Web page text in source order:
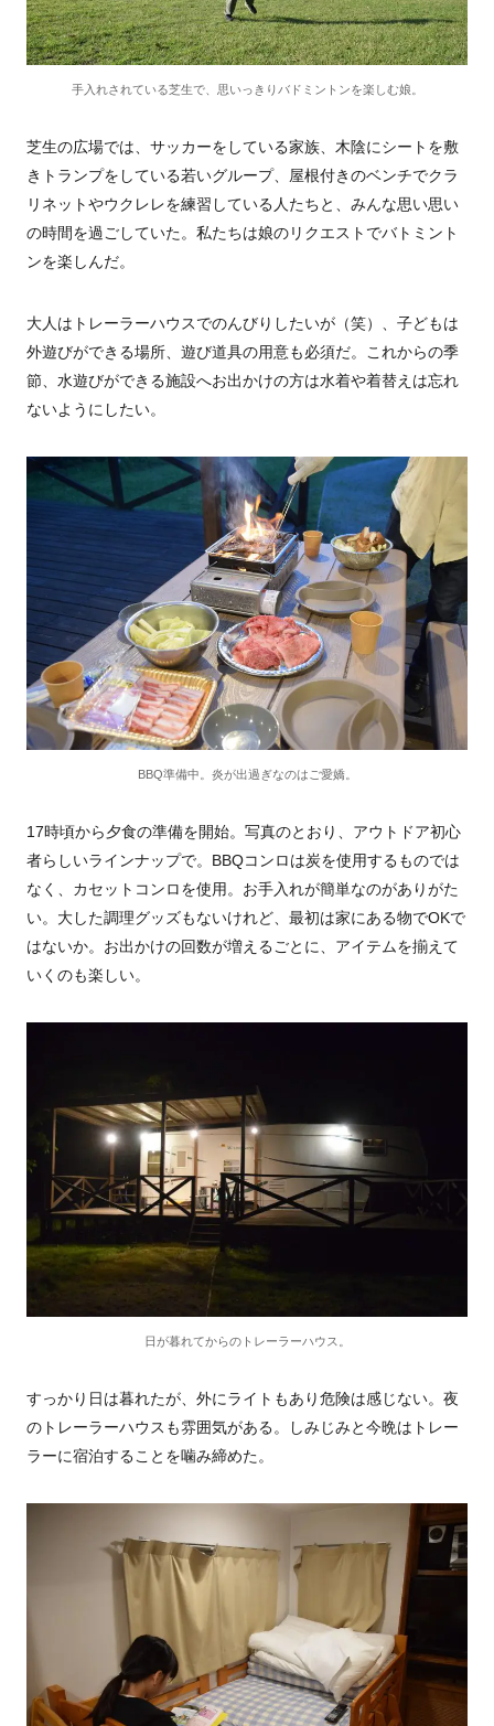
手入れされている芝生で、思いっきりバドミントンを楽しむ娘。
芝生の広場では、サッカーをしている家族、木陰にシートを敷
きトランプをしている若いグループ、屋根付きのベンチでクラ
リネットやウクレレを練習している人たちと、みんな思い思い
の時間を過ごしていた。私たちは娘のリクエストでバトミント
ンを楽しんだ。
大人はトレーラーハウスでのんびりしたいが（笑）、子どもは
外遊びができる場所、遊び道具の用意も必須だ。これからの季
節、水遊びができる施設へお出かけの方は水着や着替えは忘れ
ないようにしたい。
BBQ準備中。炎が出過ぎなのはご愛嬌。
17時頃から夕食の準備を開始。写真のとおり、アウトドア初心
者らしいラインナップで。BBQコンロは炭を使用するものでは
なく、カセットコンロを使用。お手入れが簡単なのがありがた
い。大した調理グッズもないけれど、最初は家にある物でOKで
はないか。お出かけの回数が増えるごとに、アイテムを揃えて
いくのも楽しい。
日が暮れてからのトレーラーハウス。
すっかり日は暮れたが、外にライトもあり危険は感じない。夜
のトレーラーハウスも雰囲気がある。しみじみと今晩はトレー
ラーに宿泊することを噛み締めた。